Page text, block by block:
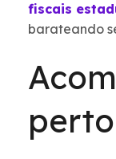
fiscais
barateando